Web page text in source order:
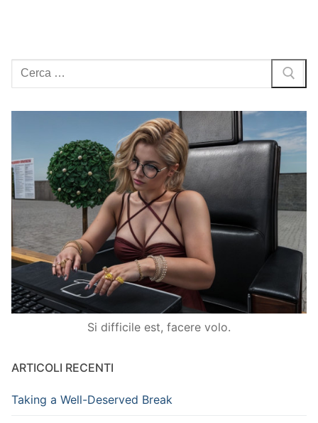
Cerca:
Si difficile est, facere volo.
ARTICOLI RECENTI
Taking a Well-Deserved Break